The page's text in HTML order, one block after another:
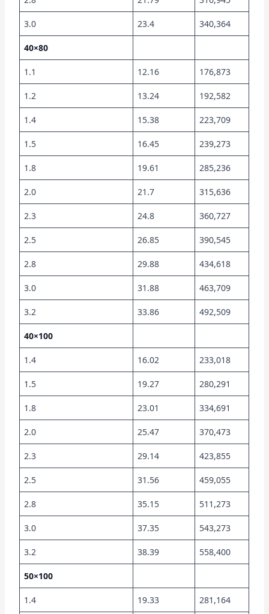
3.0 23.4 340,364
40×80
1.1 12.16 176,873
1.2 13.24 192,582
1.4 15.38 223,709
1.5 16.45 239,273
1.8 19.61 285,236
2.0 21.7 315,636
2.3 24.8 360,727
2.5 26.85 390,545
2.8 29.88 434,618
3.0 31.88 463,709
3.2 33.86 492,509
40×100
1.4 16.02 233,018
1.5 19.27 280,291
1.8 23.01 334,691
2.0 25.47 370,473
2.3 29.14 423,855
2.5 31.56 459,055
2.8 35.15 511,273
3.0 37.35 543,273
3.2 38.39 558,400
50×100
1.4 19.33 281,164